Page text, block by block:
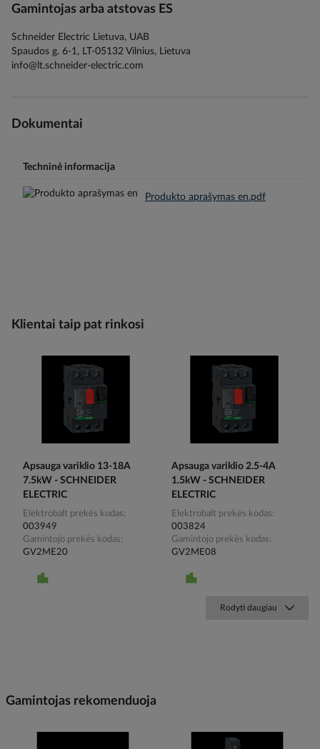
Gamintojas arba atstovas ES
Schneider Electric Lietuva, UAB
Spaudos g. 6-1, LT-05132 Vilnius, Lietuva
info@lt.schneider-electric.com
Dokumentai
Techninė informacija
Produkto aprašymas en.pdf
Klientai taip pat rinkosi
Apsauga variklio 13-18A
7.5kW - SCHNEIDER
ELECTRIC
Elektrobalt prekės kodas
003949
Gamintojo prekės kodas
GV2ME20
Apsauga variklio 2.5-4A
1.5kW - SCHNEIDER
ELECTRIC
Elektrobalt prekės kodas
003824
Gamintojo prekės kodas
GV2ME08
Rodyti daugiau
Gamintojas rekomenduoja